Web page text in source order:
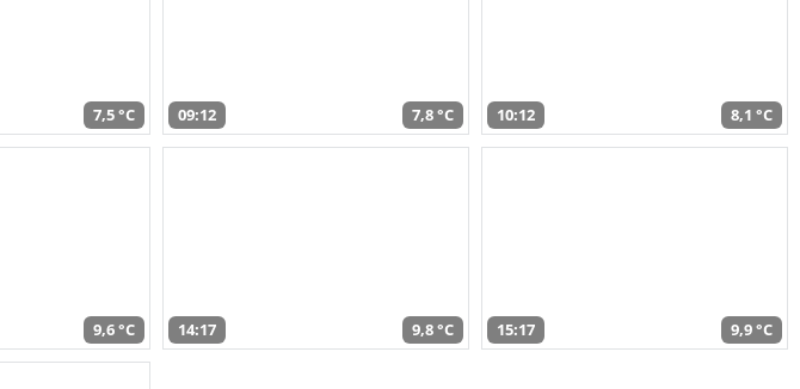
7,5 °C 09:12 7,8 °C 10:12 8,1 °C
9,6 °C 14:17 9,8 °C 15:17 9,9 °C